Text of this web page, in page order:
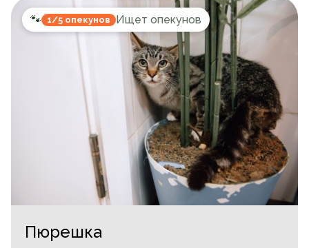
🐾 1/5 опекунов Ищет опекунов
Пюрешка